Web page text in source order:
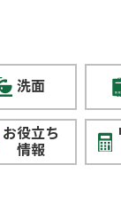
洗面
お役立ち
情報